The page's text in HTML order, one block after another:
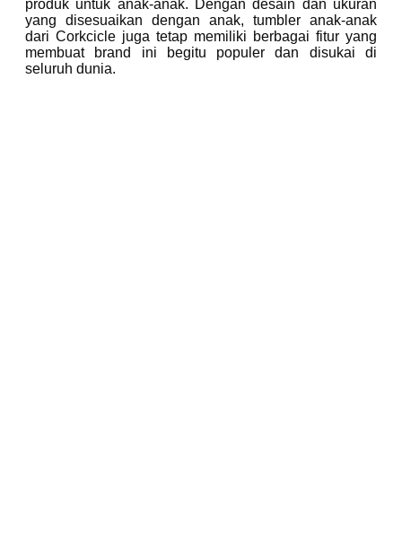
produk untuk anak-anak. Dengan desain dan ukuran
yang disesuaikan dengan anak, tumbler anak-anak
dari Corkcicle juga tetap memiliki berbagai fitur yang
membuat brand ini begitu populer dan disukai di
seluruh dunia.